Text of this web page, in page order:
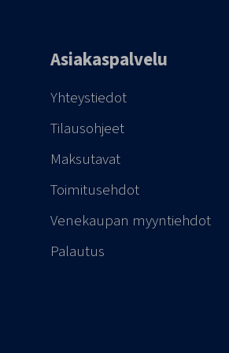
Asiakaspalvelu
Yhteystiedot
Tilausohjeet
Maksutavat
Toimitusehdot
Venekaupan myyntiehdot
Palautus